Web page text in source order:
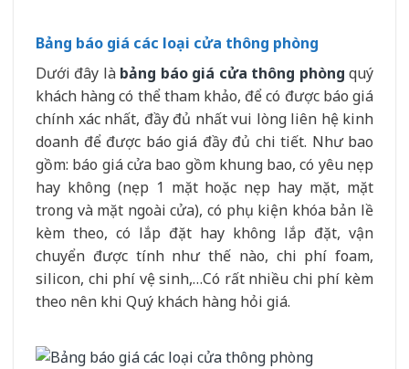
Bảng báo giá các loại cửa thông phòng
Dưới đây là bảng báo giá cửa thông phòng quý
khách hàng có thể tham khảo, để có được báo giá
chính xác nhất, đầy đủ nhất vui lòng liên hệ kinh
doanh để được báo giá đầy đủ chi tiết. Như bao
gồm: báo giá cửa bao gồm khung bao, có yêu nẹp
hay không (nẹp 1 mặt hoặc nẹp hay mặt, mặt
trong và mặt ngoài cửa), có phụ kiện khóa bản lề
kèm theo, có lắp đặt hay không lắp đặt, vận
chuyển được tính như thế nào, chi phí foam,
silicon, chi phí vệ sinh,…Có rất nhiều chi phí kèm
theo nên khi Quý khách hàng hỏi giá.